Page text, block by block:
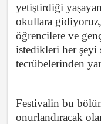
yetiştirdiği
okullara
öğrencilere ve
istedikleri her şeyi
tecrübelerinden
Festivalin bu
onurlandıracak